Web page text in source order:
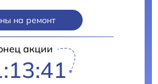
на ремонт
акции